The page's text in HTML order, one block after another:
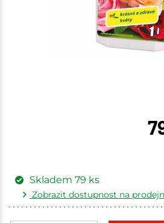
Skladem 79 ks
Zobrazit dostupnost na